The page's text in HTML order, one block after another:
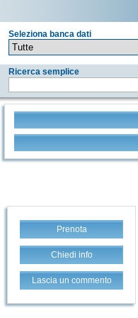
Seleziona banca dati
Ricerca semplice
Prenota
Chiedi info
Lascia un commento